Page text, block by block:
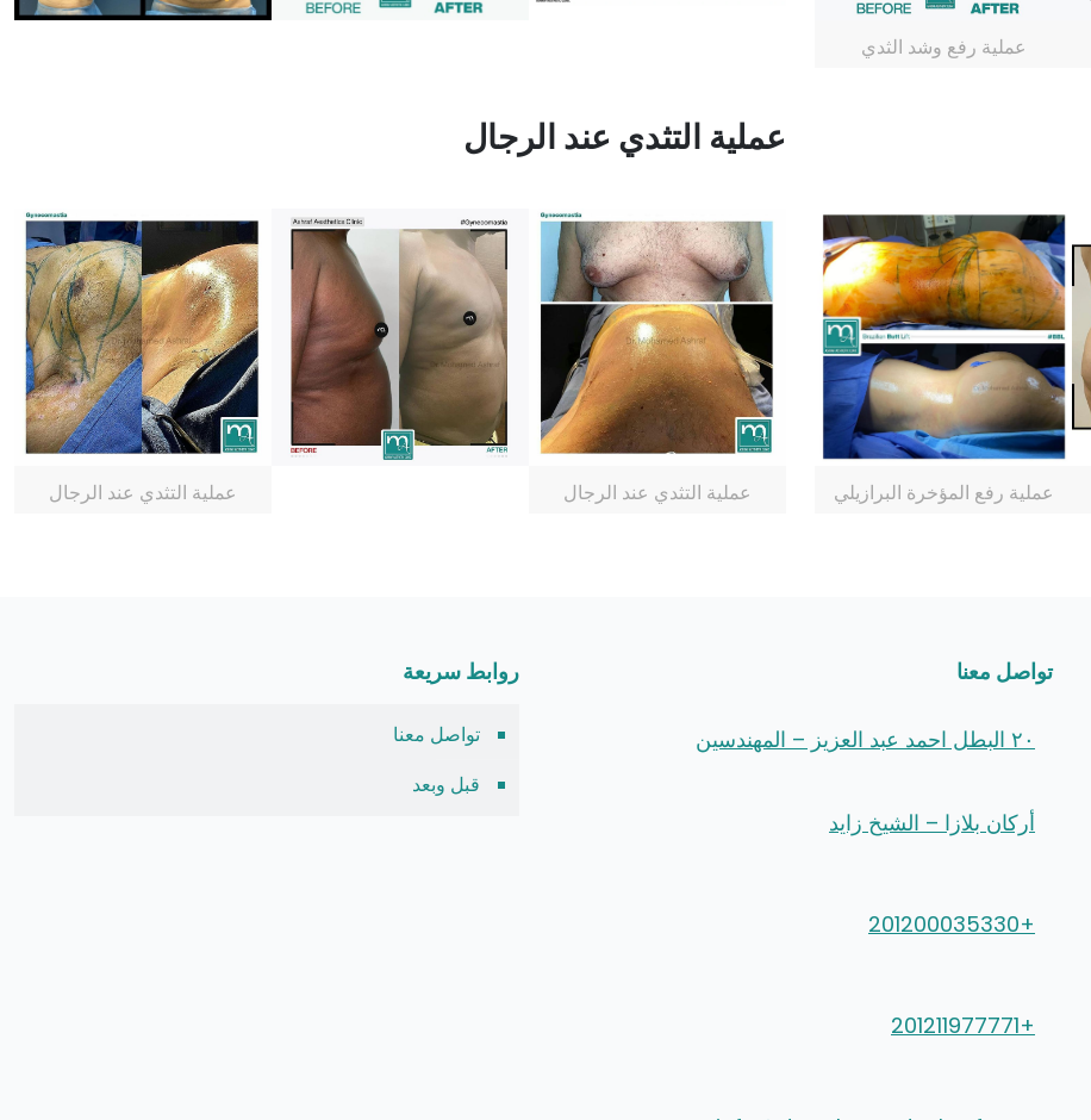
عملية رفع وشد الثدي
عملية رفع المؤخرة البرازيلي
عملية التثدي عند الرجال
عملية التثدي عند الرجال عملية التثدي عند الرجال
تواصل معنا
٢٠ البطل احمد عبد العزيز – المهندسين
أركان بلازا – الشيخ زايد
+201200035330
+201211977771
روابط سريعة
تواصل معنا
قبل وبعد